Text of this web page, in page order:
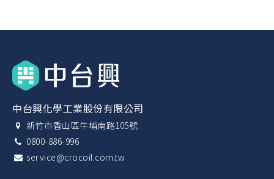
中台興化學工業股份有限公司
新竹市香山區牛埔南路105號
0800-886-996
service@crocoil.com.tw